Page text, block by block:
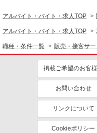
交通費支給
社員登用あり
アルバイト・バイト・求人TOP
アルバイト・バイト・求人TOP
職種・条件一覧 販売・接客サー
掲載ご希望のお客
お問い合わせ
リンクについて
Cookieポリシー